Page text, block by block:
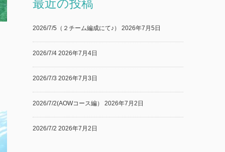
2026/7/5（２チーム編成にて♪） 2026年7月5日
2026/7/4 2026年7月4日
2026/7/3 2026年7月3日
2026/7/2(AOWコース編） 2026年7月2日
2026/7/2 2026年7月2日